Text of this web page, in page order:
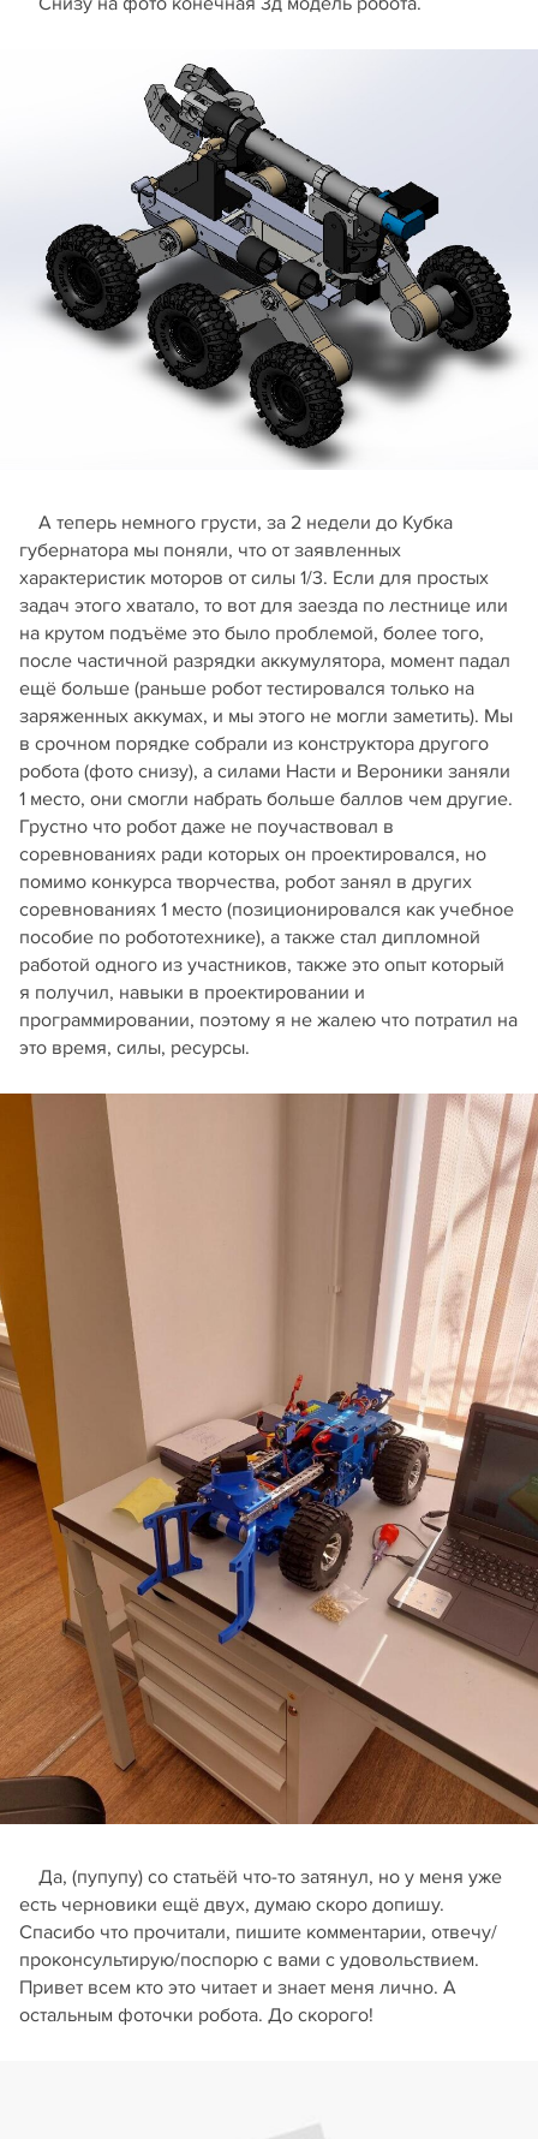
А теперь немного грусти, за 2 недели до Кубка
губернатора мы поняли, что от заявленных
характеристик моторов от силы 1/3. Если для простых
задач этого хватало, то вот для заезда по лестнице или
на крутом подъёме это было проблемой, более того,
после частичной разрядки аккумулятора, момент падал
ещё больше (раньше робот тестировался только на
заряженных аккумах, и мы этого не могли заметить). Мы
в срочном порядке собрали из конструктора другого
робота (фото снизу), а силами Насти и Вероники заняли
1 место, они смогли набрать больше баллов чем другие.
Грустно что робот даже не поучаствовал в
соревнованиях ради которых он проектировался, но
помимо конкурса творчества, робот занял в других
соревнованиях 1 место (позиционировался как учебное
пособие по робототехнике), а также стал дипломной
работой одного из участников, также это опыт который
я получил, навыки в проектировании и
программировании, поэтому я не жалею что потратил на
это время, силы, ресурсы.
Да, (пупупу) со статьёй что-то затянул, но у меня уже
есть черновики ещё двух, думаю скоро допишу.
Спасибо что прочитали, пишите комментарии, отвечу/
проконсультирую/поспорю с вами с удовольствием.
Привет всем кто это читает и знает меня лично. А
остальным фоточки робота. До скорого!